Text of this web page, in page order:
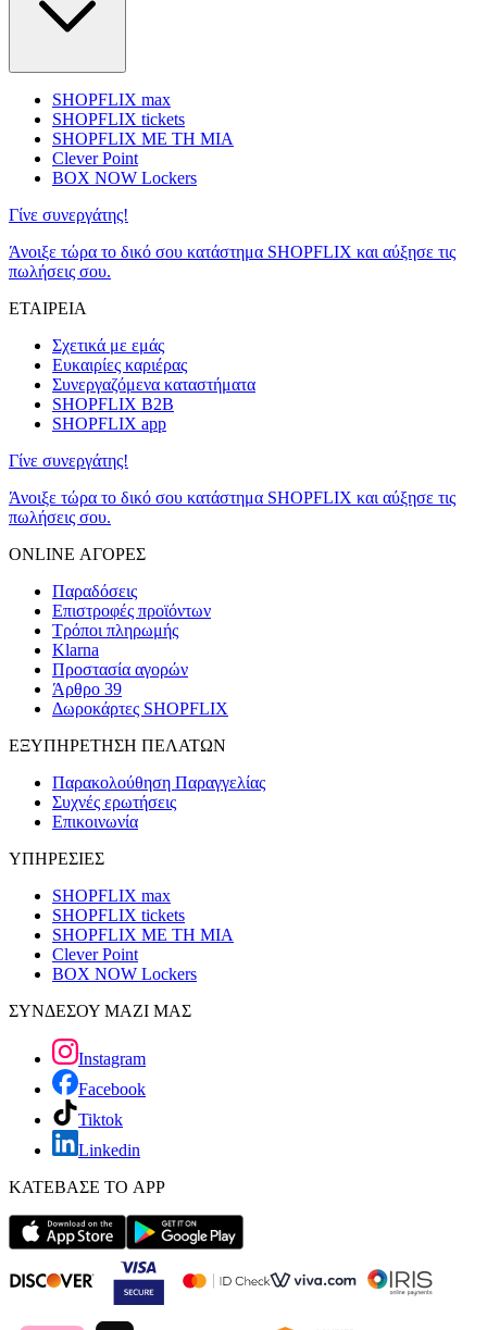
SHOPFLIX max
SHOPFLIX tickets
SHOPFLIX ΜΕ ΤΗ ΜΙΑ
Clever Point
BOX NOW Lockers
Γίνε συνεργάτης!
Άνοιξε τώρα το δικό σου κατάστημα SHOPFLIX και αύξησε τις
πωλήσεις σου.
ΕΤΑΙΡΕΙΑ
Σχετικά με εμάς
Ευκαιρίες καριέρας
Συνεργαζόμενα καταστήματα
SHOPFLIX B2B
SHOPFLIX app
Γίνε συνεργάτης!
Άνοιξε τώρα το δικό σου κατάστημα SHOPFLIX και αύξησε τις
πωλήσεις σου.
ONLINE ΑΓΟΡΕΣ
Παραδόσεις
Επιστροφές προϊόντων
Τρόποι πληρωμής
Klarna
Προστασία αγορών
Άρθρο 39
Δωροκάρτες SHOPFLIX
ΕΞΥΠΗΡΕΤΗΣΗ ΠΕΛΑΤΩΝ
Παρακολούθηση Παραγγελίας
Συχνές ερωτήσεις
Επικοινωνία
ΥΠΗΡΕΣΙΕΣ
SHOPFLIX max
SHOPFLIX tickets
SHOPFLIX ΜΕ ΤΗ ΜΙΑ
Clever Point
BOX NOW Lockers
ΣΥΝΔΕΣΟΥ ΜΑΖΙ ΜΑΣ
Instagram
Facebook
Tiktok
Linkedin
ΚΑΤΕΒΑΣΕ ΤΟ APP